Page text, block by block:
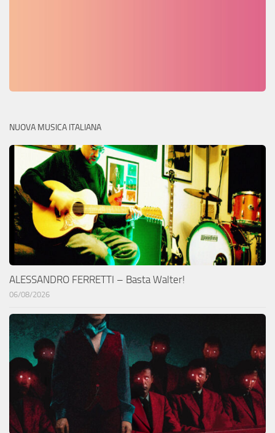
NUOVA MUSICA ITALIANA
ALESSANDRO FERRETTI – Basta Walter!
06/08/2026